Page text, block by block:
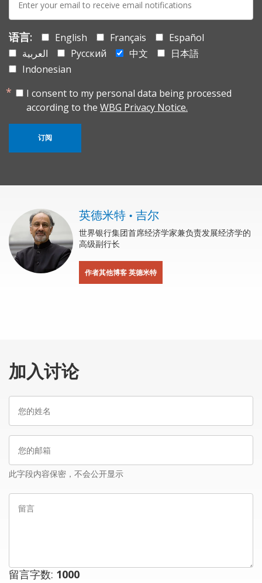
mail:
语言: English Français
Español
العربية
Русский 中文
日本語
Indonesian
I consent to my personal data being processed
according to the WBG Privacy Notice.
订阅
英德米特 • 吉尔
世界银行集团首席经济学家兼负责发展经济学的
高级副行长
作者其他博客 英德米特
加入讨论
邮
此字段内容保密，不会公开显示
留言字数: 1000